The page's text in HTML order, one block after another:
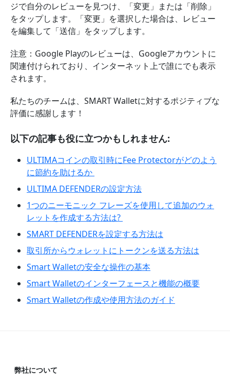
ジで自分のレビューを見つけ、「変更」または「削除」
をタップします。「変更」を選択した場合は、レビュー
を編集して「送信」をタップします。
注意：Google Playのレビューは、Googleアカウントに
関連付けられており、インターネット上で誰にでも表示
されます。
私たちのチームは、SMART Walletに対するポジティブな
評価に感謝します！
以下の記事も役に立つかもしれません:
ULTIMAコインの取引時にFee Protectorがどのよう
に節約を助けるか
ULTIMA DEFENDERの設定方法
1つのニーモニック フレーズを使用して追加のウォ
レットを作成する方法は?
SMART DEFENDERを設定する方法は
取引所からウォレットにトークンを送る方法は
Smart Walletの安全な操作の基本
Smart Walletのインターフェースと機能の概要
Smart Walletの作成や使用方法のガイド
弊社について